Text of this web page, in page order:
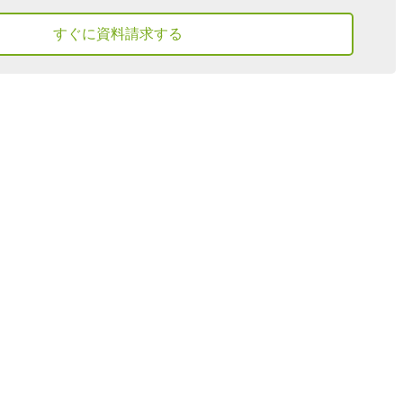
すぐに資料請求する